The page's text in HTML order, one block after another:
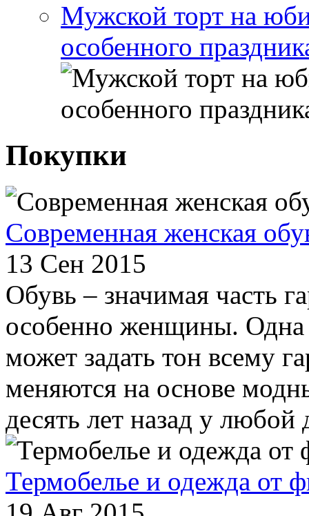
Мужской торт на
особенного
Покупки
Современная женская
13 Сен 2015
Обувь – значимая часть
особенно женщины. Одна
может задать тон всему
меняются на основе
десять лет назад у
Термобелье и одежда от